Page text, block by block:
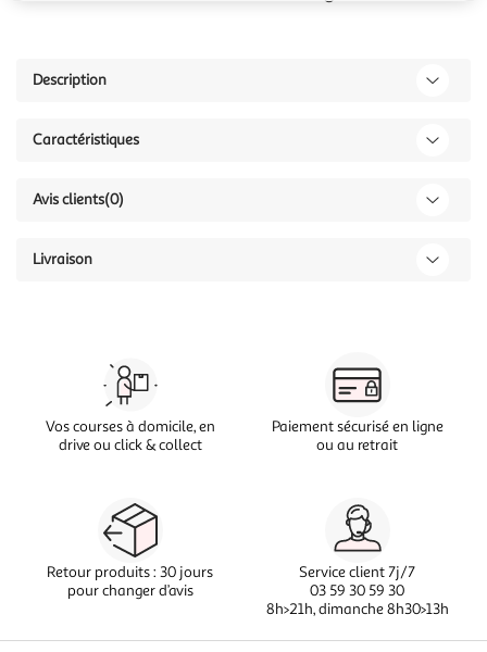
Description
Caractéristiques
Avis clients(0)
Livraison
Vos courses à domicile, en
drive ou click & collect
Paiement sécurisé en ligne
ou au retrait
Retour produits : 30 jours
pour changer d’avis
Service client 7j/7
03 59 30 59 30
8h>21h, dimanche 8h30>13h